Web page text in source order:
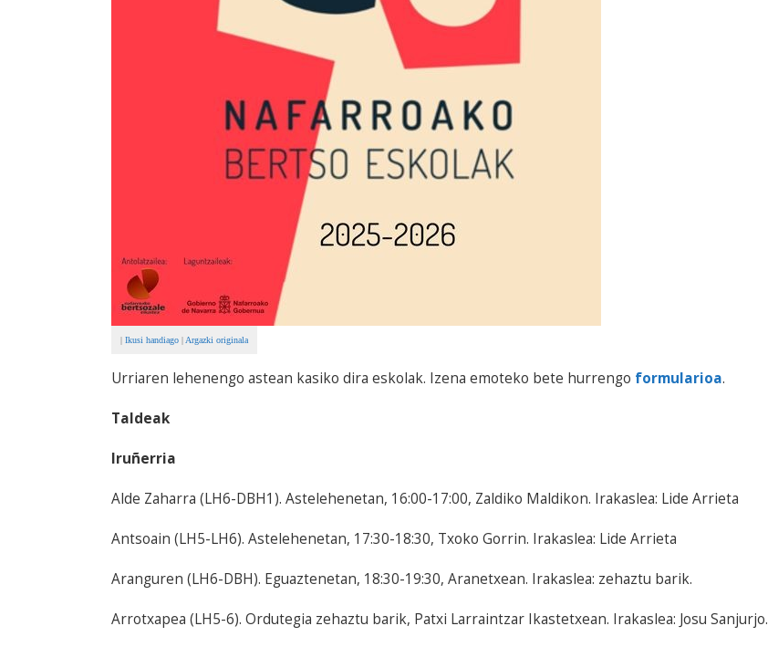
| Ikusi handiago | Argazki originala
Urriaren lehenengo astean kasiko dira eskolak. Izena emoteko bete hurrengo formularioa.
Taldeak
Iruñerria
Alde Zaharra (LH6-DBH1). Astelehenetan, 16:00-17:00, Zaldiko Maldikon. Irakaslea: Lide Arrieta
Antsoain (LH5-LH6). Astelehenetan, 17:30-18:30, Txoko Gorrin. Irakaslea: Lide Arrieta
Aranguren (LH6-DBH). Eguaztenetan, 18:30-19:30, Aranetxean. Irakaslea: zehaztu barik.
Arrotxapea (LH5-6). Ordutegia zehaztu barik, Patxi Larraintzar Ikastetxean. Irakaslea: Josu Sanjurjo.